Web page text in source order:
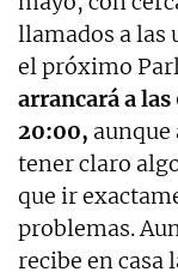
llamados a las
el próximo
arrancará a
20:00, aunque
tener claro
que ir
problemas.
recibe en casa